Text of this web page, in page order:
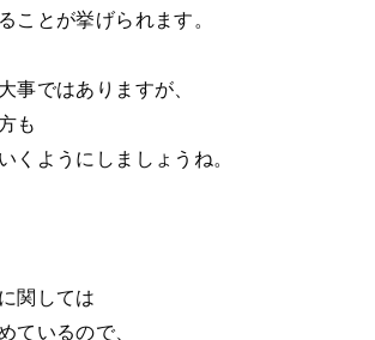
ことが挙げられます。
事ではありますが、
も
くようにしましょうね。
関しては
ているので、